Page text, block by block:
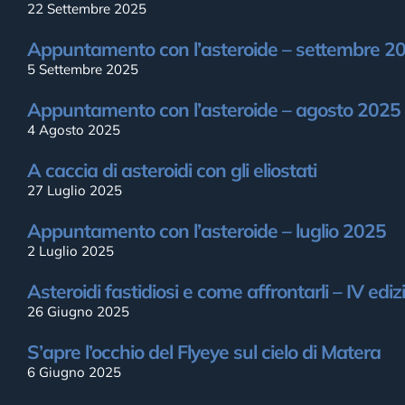
22 Settembre 2025
Appuntamento con l’asteroide – settembre
5 Settembre 2025
Appuntamento con l’asteroide – agosto 2025
4 Agosto 2025
A caccia di asteroidi con gli eliostati
27 Luglio 2025
Appuntamento con l’asteroide – luglio 2025
2 Luglio 2025
Asteroidi fastidiosi e come affrontarli – IV
26 Giugno 2025
S’apre l’occhio del Flyeye sul cielo di Matera
6 Giugno 2025